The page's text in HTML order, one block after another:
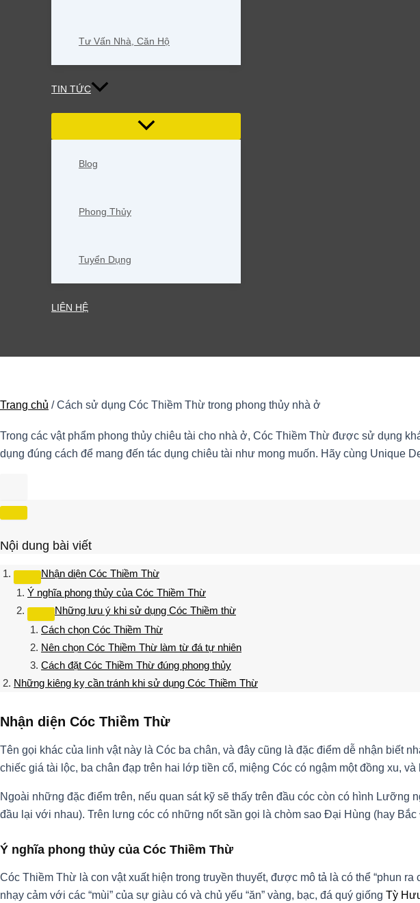
Tư Vấn Nhà, Căn Hộ
TIN TỨC
Blog
Phong Thủy
Tuyển Dụng
LIÊN HỆ
Trang chủ /Cách sử dụng Cóc Thiềm Thừ trong phong thủy nhà ở
Trong các vật phẩm phong thủy chiêu tài cho nhà ở, Cóc Thiềm Thừ được sử dụng
dụng đúng cách để mang đến tác dụng chiêu tài như mong muốn. Hãy cùng Unique
Nội dung bài viết
Nhận diện Cóc Thiềm Thừ
Ý nghĩa phong thủy của Cóc Thiềm Thừ
Những lưu ý khi sử dụng Cóc Thiềm thừ
Cách chọn Cóc Thiềm Thừ
Nên chọn Cóc Thiềm Thừ làm từ đá tự nhiên
Cách đặt Cóc Thiềm Thừ đúng phong thủy
Những kiêng kỵ cần tránh khi sử dụng Cóc Thiềm Thừ
Nhận diện Cóc Thiềm Thừ
Tên gọi khác của linh vật này là Cóc ba chân, và đây cũng là đặc điểm dễ nhận biết
chiếc giá tài lộc, ba chân đạp trên hai lớp tiền cổ, miệng Cóc có ngậm một đồng xu,
Ngoài những đặc điểm trên, nếu quan sát kỹ sẽ thấy trên đầu cóc còn có hình Lưỡng
đầu lại với nhau). Trên lưng cóc có những nốt sần gọi là chòm sao Đại Hùng (hay Bắc
Ý nghĩa phong thủy của Cóc Thiềm Thừ
Cóc Thiềm Thừ là con vật xuất hiện trong truyền thuyết, được mô tả là có thể “phun
nhạy cảm với các “mùi” của sự giàu có và chủ yếu “ăn” vàng, bạc, đá quý giống Tỳ